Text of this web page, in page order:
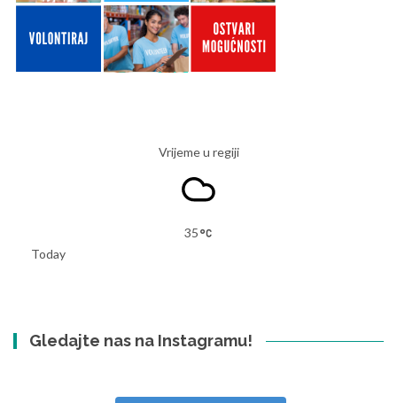
Vrijeme u regiji
35
Today
Gledajte nas na Instagramu!